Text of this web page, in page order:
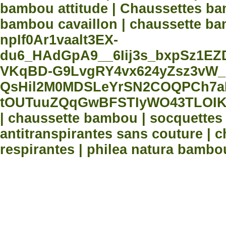
bambou attitude | Chaussettes
bambou cavaillon | chaussette
npIf0Ar1vaalt3EX-
VKqBD-
| chaussette bambou |
antitranspirantes sans couture |
respirantes | philea natura